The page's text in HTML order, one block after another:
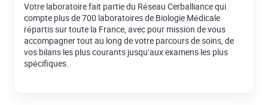
Votre laboratoire fait partie du Réseau Cerballiance qui
compte plus de 700 laboratoires de Biologie Médicale
répartis sur toute la France, avec pour mission de vous
accompagner tout au long de votre parcours de soins, de
vos bilans les plus courants jusqu’aux examens les plus
spécifiques.